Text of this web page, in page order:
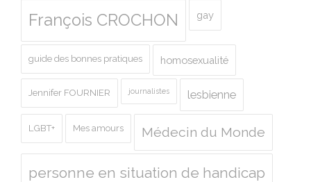
François CROCHON gay
guide des bonnes pratiques homosexualité
Jennifer FOURNIER journalistes lesbienne
LGBT+ Mes amours Médecin du Monde
personne en situation de handicap